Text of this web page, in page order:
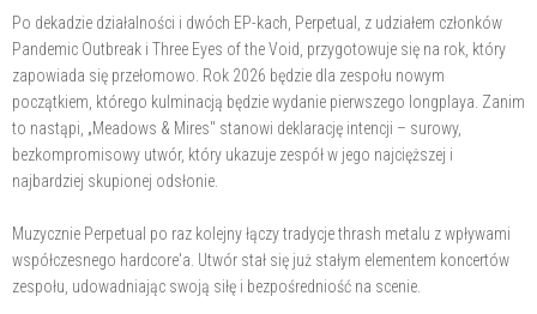
Po dekadzie działalności i dwóch EP-kach, Perpetual, z udziałem członków
Pandemic Outbreak i Three Eyes of the Void, przygotowuje się na rok, który
zapowiada się przełomowo. Rok 2026 będzie dla zespołu nowym
początkiem, którego kulminacją będzie wydanie pierwszego longplaya. Zanim
to nastąpi, „Meadows & Mires" stanowi deklarację intencji – surowy,
bezkompromisowy utwór, który ukazuje zespół w jego najcięższej i
najbardziej skupionej odsłonie.
Muzycznie Perpetual po raz kolejny łączy tradycje thrash metalu z wpływami
współczesnego hardcore'a. Utwór stał się już stałym elementem koncertów
zespołu, udowadniając swoją siłę i bezpośredniość na scenie.